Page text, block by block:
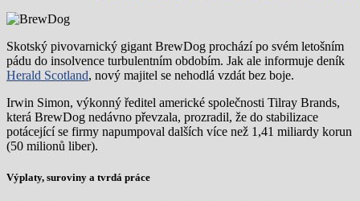
Skotský pivovarnický gigant BrewDog prochází po svém letošním
pádu do insolvence turbulentním obdobím. Jak ale informuje deník
Herald Scotland, nový majitel se nehodlá vzdát bez boje.
Irwin Simon, výkonný ředitel americké společnosti Tilray Brands,
která BrewDog nedávno převzala, prozradil, že do stabilizace
potácející se firmy napumpoval dalších více než 1,41 miliardy korun
(50 milionů liber).
Výplaty, suroviny a tvrdá práce